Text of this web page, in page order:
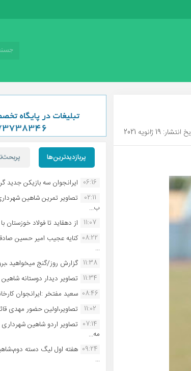
19 ژانویه 2021
پربازدیدترین‌ها
06:16 ایرانجوان سه بازیکن جدید
02:11
تصاویر تمرین شاهین
ب...
11:07 از دهقاید تا فولاد خوزستان
08:22 کنایه عجیب امیر حسین
...
11:38 گزارش روز/گنج میخواهید
11:34 تصاویر دیدار دوستانه
08:46 سعید مفتخر :ایرانجوان
11:02
تصاویر،اولین حضور مهدی
07:14 تصاویر اردو شاهین
مه...
09:24 هفته اول لیگ دسته
...